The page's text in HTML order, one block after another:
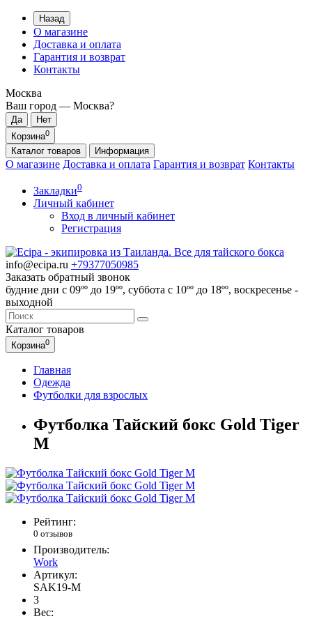
Назад
О магазине
Доставка и оплата
Гарантия и возврат
Контакты
Москва
Ваш город — Москва?
Корзина0
Каталог товаров Информация
О магазине Доставка и оплата Гарантия и возврат Контакты
Закладки0
Личный кабинет
Вход в личный кабинет
Регистрация
info@ecipa.ru +79377050985
Заказать обратный звонок
будние дни с 09ºº до 19ºº, суббота с 10ºº до 18ºº, воскресенье -
выходной
Каталог товаров
Корзина0
Главная
Одежда
Футболки для взрослых
Футболка Тайский бокс Gold Tiger
M
Рейтинг:
0 отзывов
Производитель:
Work
Артикул:
SAK19-M
3
Вес: